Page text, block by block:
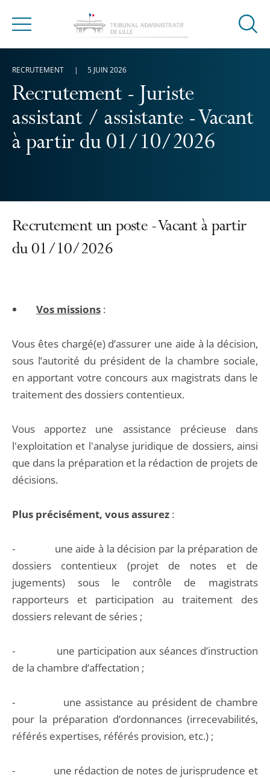
Menu
Ouvrir
Recrutement - Juriste
assistant / assistante - Vacant
à partir du 01/10/2026
RECRUTEMENT 5 JUIN 2026
Recrutement un poste - Vacant à partir
du 01/10/2026
Vos missions :
Vous êtes chargé(e) d’assurer une aide à la décision,
sous l’autorité du président de la chambre sociale,
en apportant votre concours aux magistrats dans le
traitement des dossiers contentieux.
Vous apportez une assistance précieuse dans
l'exploitation et l'analyse juridique de dossiers, ainsi
que dans la préparation et la rédaction de projets de
décisions.
Plus précisément, vous assurez :
- une aide à la décision par la préparation de
dossiers contentieux (projet de notes et de
jugements) sous le contrôle de magistrats
rapporteurs et participation au traitement des
dossiers relevant de séries ;
- une participation aux séances d’instruction
de la chambre d’affectation ;
- une assistance au président de chambre
pour la préparation d’ordonnances (irrecevabilités,
référés expertises, référés provision, etc.) ;
- une rédaction de notes de jurisprudence et